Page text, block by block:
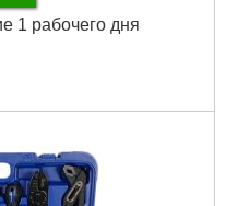
1 рабочего дня